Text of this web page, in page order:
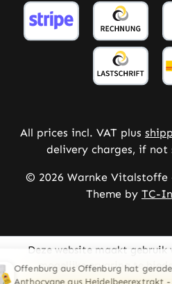
All prices incl. VAT plus
delivery charges, if
© 2026 Warnke Vitalstoffe
Theme by TC-
Deze website maakt gebruik
mogelijke ervaring te